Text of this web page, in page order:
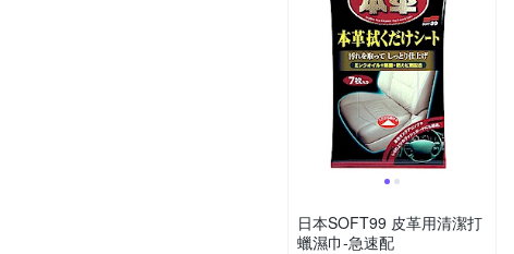
日本SOFT99 皮革用清潔打
蠟濕巾-急速配